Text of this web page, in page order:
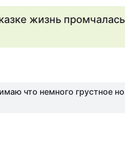
жизнь промчалась
что немного грустное но